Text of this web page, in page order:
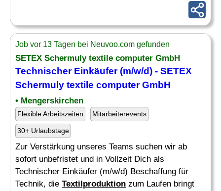
Job vor 13 Tagen bei Neuvoo.com gefunden
SETEX Schermuly textile computer GmbH
Technischer Einkäufer (m/w/d) - SETEX
Schermuly textile computer GmbH
• Mengerskirchen
Flexible Arbeitszeiten Mitarbeiterevents
30+ Urlaubstage
Zur Verstärkung unseres Teams suchen wir ab
sofort unbefristet und in Vollzeit Dich als
Technischer Einkäufer (m/w/d) Beschaffung für
Technik, die Textilproduktion zum Laufen bringt